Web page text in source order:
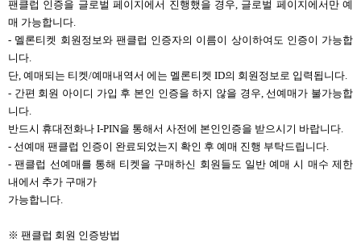
팬클럽 인증을 글로벌 페이지에서 진행했을 경우, 글로벌 페이지에서만 예
매 가능합니다.
- 멜론티켓 회원정보와 팬클럽 인증자의 이름이 상이하여도 인증이 가능합
니다.
단, 예매되는 티켓/예매내역서 에는 멜론티켓 ID의 회원정보로 입력됩니다.
- 간편 회원 아이디 가입 후 본인 인증을 하지 않을 경우, 선예매가 불가능합
니다.
반드시 휴대전화나 I-PIN을 통해서 사전에 본인인증을 받으시기 바랍니다.
- 선예매 팬클럽 인증이 완료되었는지 확인 후 예매 진행 부탁드립니다.
- 팬클럽 선예매를 통해 티켓을 구매하신 회원들도 일반 예매 시 매수 제한
내에서 추가 구매가
가능합니다.
※ 팬클럽 회원 인증방법